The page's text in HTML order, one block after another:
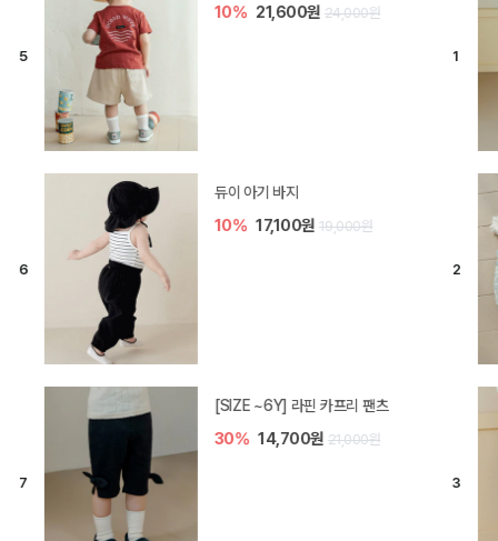
20% 35,200원 44,000원
브렌 아기 블라우스 세트
10% 36,900원 41,000원
[SIZE ~6Y] 오뎃 라운지웨어
10% 20,700원 23,000원